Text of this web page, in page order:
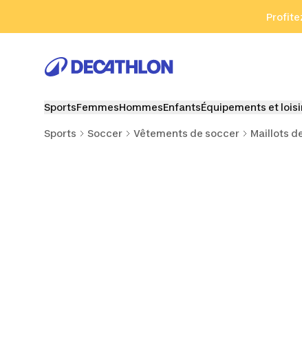
Aller au pied
SportsFemmesHommesEnfantsÉquipements et
Sports Soccer Vêtements de soccer Maillots